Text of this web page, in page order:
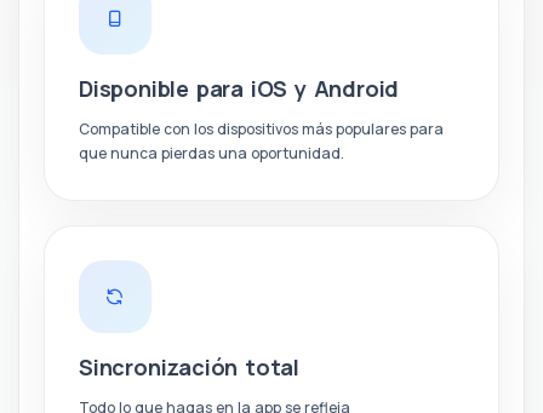
Disponible para iOS y Android
Compatible con los dispositivos más populares para
que nunca pierdas una oportunidad.
Sincronización total
Todo lo que hagas en la app se refleja